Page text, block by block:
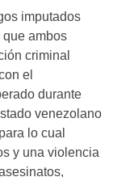
imputados
ambos
criminal
el
durante
venezolano
lo cual
y una violencia